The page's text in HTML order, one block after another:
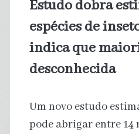
Estudo dobra
espécies de
indica que
desconhecida
Um novo estudo
pode abrigar entre 14